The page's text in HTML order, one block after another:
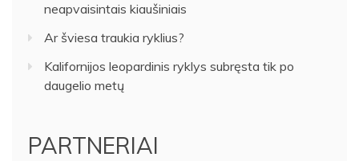
neapvaisintais kiaušiniais
Ar šviesa traukia ryklius?
Kalifornijos leopardinis ryklys subręsta tik po
daugelio metų
PARTNERIAI